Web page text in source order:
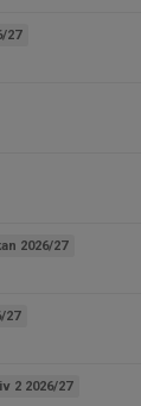
27
2026/27
27
2 2026/27